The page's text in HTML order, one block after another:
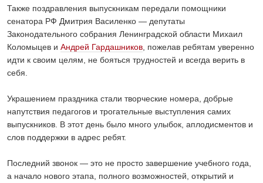
Также поздравления выпускникам передали⁣⁣ помощники
сенатора РФ Дмитрия Василенко — депутаты
Законодательного собрания Ленинградской области Михаил
Коломыцев и Андрей Гардашников , пожелав ребятам уверенно
идти к своим целям, не бояться трудностей и всегда верить в
себя.⁣⁣⠀
Украшением праздника стали творческие номера, добрые
напутствия педагогов и трогательные выступления самих
выпускников. В этот день было много улыбок, аплодисментов и
слов поддержки в адрес ребят.
Последний звонок — это не просто завершение учебного года,
а начало нового этапа, полного возможностей, открытий и